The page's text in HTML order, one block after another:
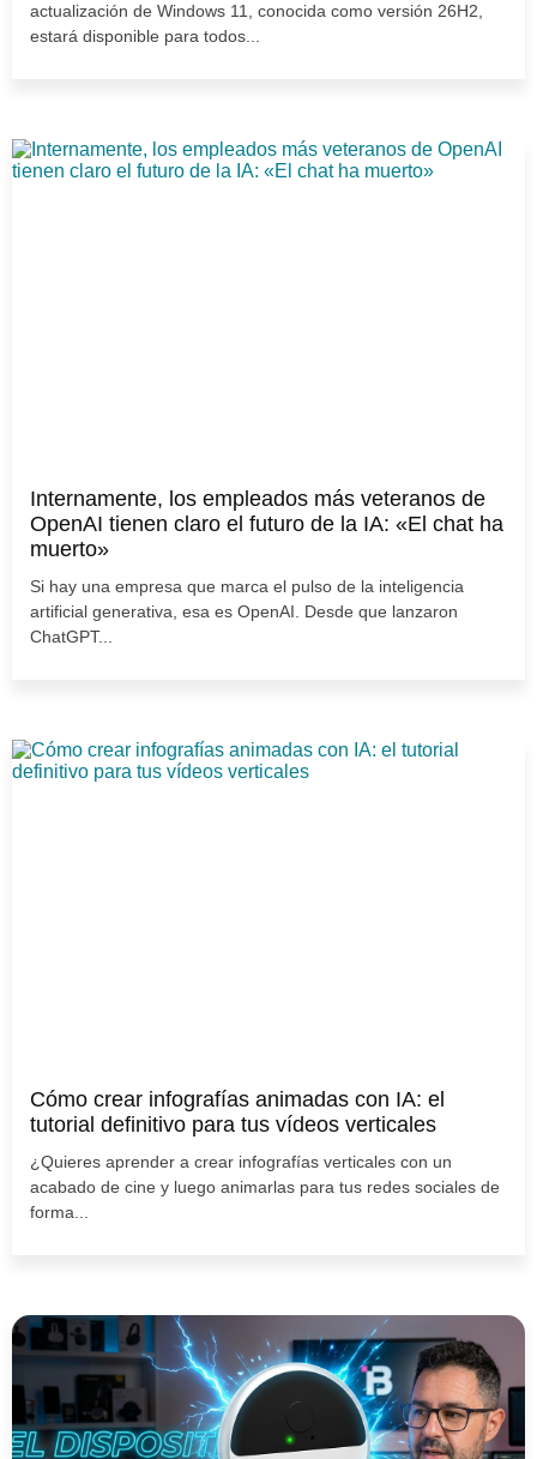
actualización de Windows 11, conocida como versión 26H2,
estará disponible para todos...
Internamente, los empleados más veteranos de
OpenAI tienen claro el futuro de la IA: «El chat ha
muerto»
Si hay una empresa que marca el pulso de la inteligencia
artificial generativa, esa es OpenAI. Desde que lanzaron
ChatGPT...
Cómo crear infografías animadas con IA: el
tutorial definitivo para tus vídeos verticales
¿Quieres aprender a crear infografías verticales con un
acabado de cine y luego animarlas para tus redes sociales de
forma...